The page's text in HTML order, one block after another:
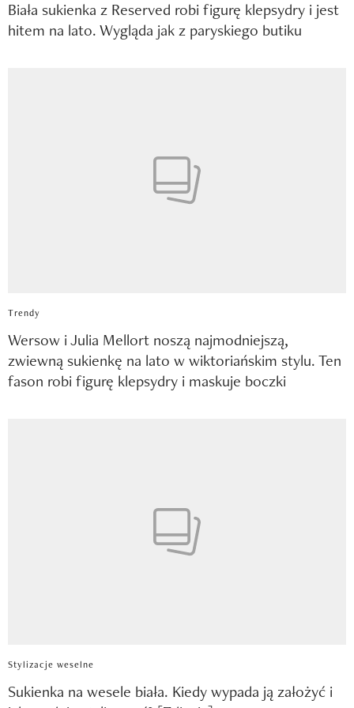
Biała sukienka z Reserved robi figurę klepsydry i jest
hitem na lato. Wygląda jak z paryskiego butiku
Trendy
Wersow i Julia Mellort noszą najmodniejszą,
zwiewną sukienkę na lato w wiktoriańskim stylu. Ten
fason robi figurę klepsydry i maskuje boczki
Stylizacje weselne
Sukienka na wesele biała. Kiedy wypada ją założyć i